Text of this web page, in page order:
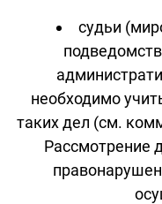
судьи
необходимо
таких дел (см.
Рассмотрение